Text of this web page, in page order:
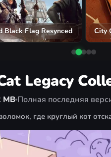
Black Flag Resynced City
Legacy
MB Полная последняя
где круглый кот